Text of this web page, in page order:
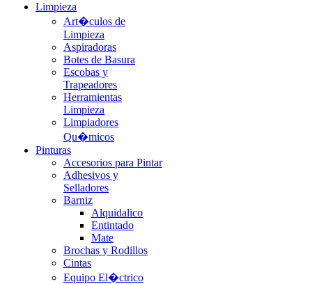
Limpieza
Art�culos de
Limpieza
Aspiradoras
Botes de Basura
Escobas y
Trapeadores
Herramientas
Limpieza
Limpiadores
Qu�micos
Pinturas
Accesorios para Pintar
Adhesivos y
Selladores
Barniz
Alquidalico
Entintado
Mate
Brochas y Rodillos
Cintas
Equipo El�ctrico